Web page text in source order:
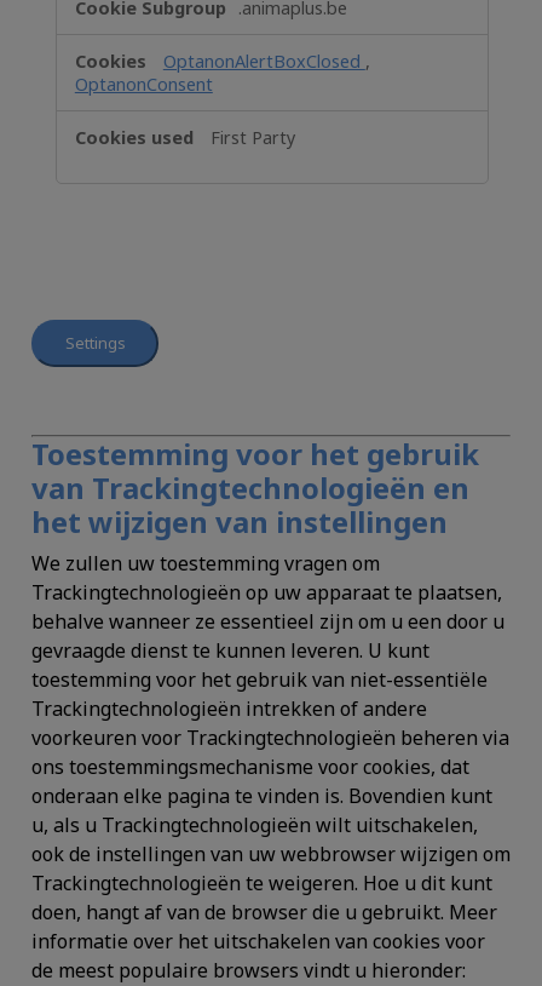
Necessary
.animaplus.be
OptanonAlertBoxClosed ,
OptanonConsent
First Party
Settings
Toestemming voor het gebruik
van Trackingtechnologieën en
het wijzigen van instellingen
We zullen uw toestemming vragen om
Trackingtechnologieën op uw apparaat te plaatsen,
behalve wanneer ze essentieel zijn om u een door u
gevraagde dienst te kunnen leveren. U kunt
toestemming voor het gebruik van niet-essentiële
Trackingtechnologieën intrekken of andere
voorkeuren voor Trackingtechnologieën beheren via
ons toestemmingsmechanisme voor cookies, dat
onderaan elke pagina te vinden is. Bovendien kunt
u, als u Trackingtechnologieën wilt uitschakelen,
ook de instellingen van uw webbrowser wijzigen om
Trackingtechnologieën te weigeren. Hoe u dit kunt
doen, hangt af van de browser die u gebruikt. Meer
informatie over het uitschakelen van cookies voor
de meest populaire browsers vindt u hieronder: